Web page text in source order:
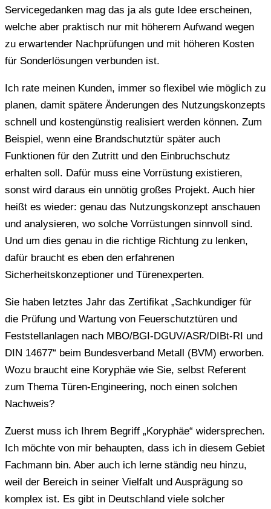
Servicegedanken mag das ja als gute Idee erscheinen,
welche aber praktisch nur mit höherem Aufwand wegen
zu erwartender Nachprüfungen und mit höheren Kosten
für Sonderlösungen verbunden ist.
Ich rate meinen Kunden, immer so flexibel wie möglich zu
planen, damit spätere Änderungen des Nutzungskonzepts
schnell und kostengünstig realisiert werden können. Zum
Beispiel, wenn eine Brandschutztür später auch
Funktionen für den Zutritt und den Einbruchschutz
erhalten soll. Dafür muss eine Vorrüstung existieren,
sonst wird daraus ein unnötig großes Projekt. Auch hier
heißt es wieder: genau das Nutzungskonzept anschauen
und analysieren, wo solche Vorrüstungen sinnvoll sind.
Und um dies genau in die richtige Richtung zu lenken,
dafür braucht es eben den erfahrenen
Sicherheitskonzeptioner und Türenexperten.
Sie haben letztes Jahr das Zertifikat „Sachkundiger für
die Prüfung und Wartung von Feuerschutztüren und
Feststellanlagen nach MBO/BGI-DGUV/ASR/DIBt-RI und
DIN 14677“ beim Bundesverband Metall (BVM) erworben.
Wozu braucht eine Koryphäe wie Sie, selbst Referent
zum Thema Türen-Engineering, noch einen solchen
Nachweis?
Zuerst muss ich Ihrem Begriff „Koryphäe“ widersprechen.
Ich möchte von mir behaupten, dass ich in diesem Gebiet
Fachmann bin. Aber auch ich lerne ständig neu hinzu,
weil der Bereich in seiner Vielfalt und Ausprägung so
komplex ist. Es gibt in Deutschland viele solcher